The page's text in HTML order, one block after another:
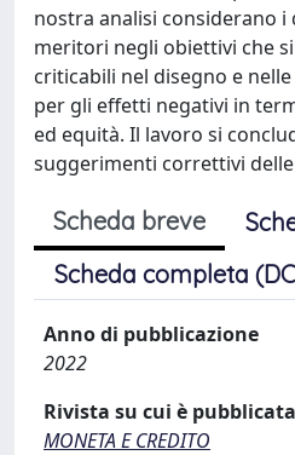
nostra analisi considerano
meritori negli obiettivi che
criticabili nel disegno e
per gli effetti negativi in
ed equità. Il lavoro si
suggerimenti correttivi
Scheda breve
Scheda completa
Anno di pubblicazione
2022
Rivista su cui è
MONETA E CREDITO